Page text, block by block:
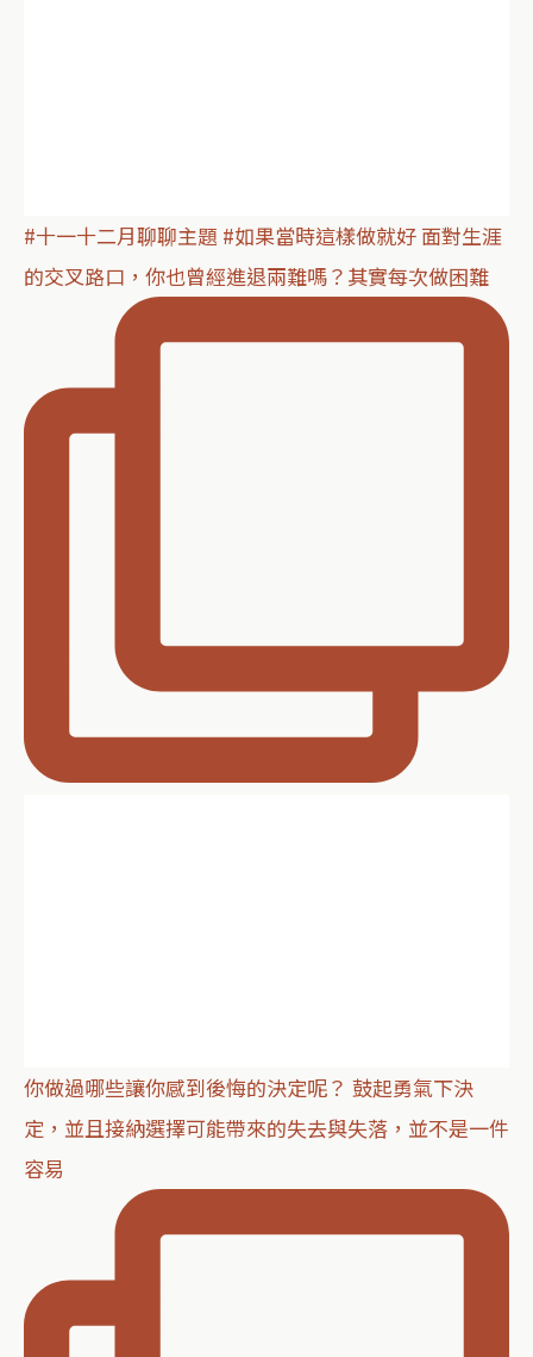
#十一十二月聊聊主題 #如果當時這樣做就好 面對生涯
的交叉路口，你也曾經進退兩難嗎？其實每次做困難
你做過哪些讓你感到後悔的決定呢？ 鼓起勇氣下決
定，並且接納選擇可能帶來的失去與失落，並不是一件
容易